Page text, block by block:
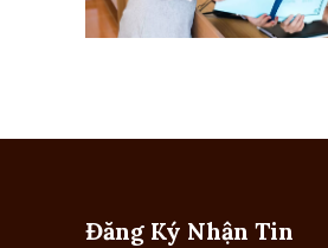
Đăng Ký Nhận Tin